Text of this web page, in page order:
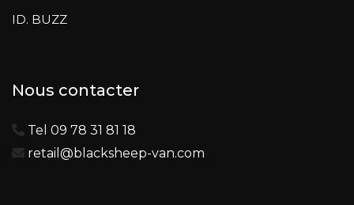
ID. BUZZ
Nous contacter
Tel 09 78 31 81 18
retail@blacksheep-van.com